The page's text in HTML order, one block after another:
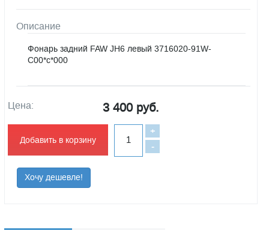
Описание
Фонарь задний FAW JH6 левый 3716020-91W-
C00*c*000
Цена: 3 400 руб.
Добавить в корзину
-
+
Хочу дешевле!